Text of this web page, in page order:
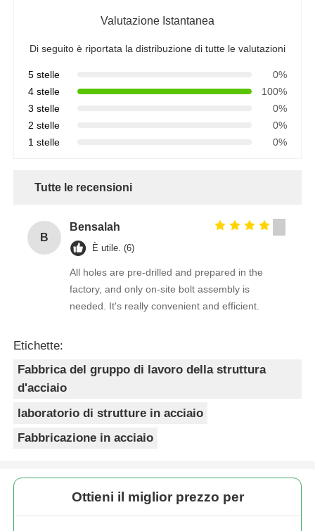
Valutazione Istantanea
Di seguito è riportata la distribuzione di tutte le valutazioni
5 stelle
0%
4 stelle
100%
3 stelle
0%
2 stelle
0%
1 stelle
0%
Tutte le recensioni
B
Bensalah
È utile. (6)
All holes are pre-drilled and prepared in the
factory, and only on-site bolt assembly is
needed. It's really convenient and efficient.
Etichette:
Fabbrica del gruppo di lavoro della struttura
d'acciaio
laboratorio di strutture in acciaio
Fabbricazione in acciaio
Ottieni il miglior prezzo per